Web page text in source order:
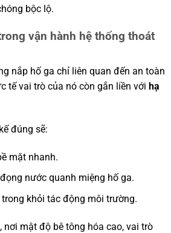
bộc lộ.
vận hành hệ thống thoát
nắp hố ga chỉ liên quan đến an toàn
tế vai trò của nó còn gắn liền với hạ
đúng sẽ:
mặt nhanh.
nước quanh miệng hố ga.
trong khỏi tác động môi trường.
nơi mật độ bê tông hóa cao, vai trò